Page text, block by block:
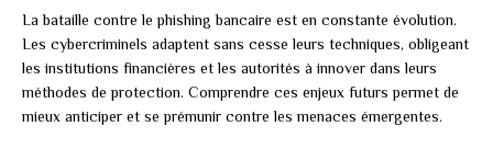
La bataille contre le phishing bancaire est en constante évolution.
Les cybercriminels adaptent sans cesse leurs techniques, obligeant
les institutions financières et les autorités à innover dans leurs
méthodes de protection. Comprendre ces enjeux futurs permet de
mieux anticiper et se prémunir contre les menaces émergentes.